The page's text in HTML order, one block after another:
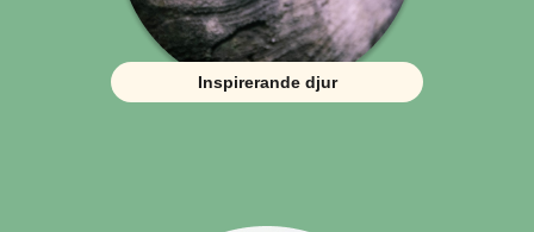
Inspirerande djur